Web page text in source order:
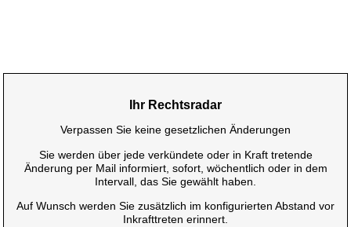
Ihr Rechtsradar
Verpassen Sie keine gesetzlichen Änderungen
Sie werden über jede verkündete oder in Kraft tretende
Änderung per Mail informiert, sofort, wöchentlich oder in dem
Intervall, das Sie gewählt haben.
Auf Wunsch werden Sie zusätzlich im konfigurierten Abstand vor
Inkrafttreten erinnert.